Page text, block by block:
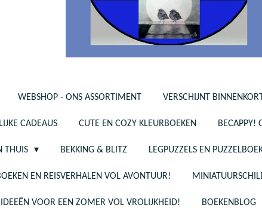
WEBSHOP - ONS ASSORTIMENT VERSCHIJNT
CADEAUS CUTE EN COZY KLEURBOEKEN BECAPPY!
THUIS BEKKING & BLITZ LEGPUZZELS EN
EN REISVERHALEN VOL AVONTUUR!
VOOR EEN ZOMER VOL VROLIJKHEID! BOEKENBLOG